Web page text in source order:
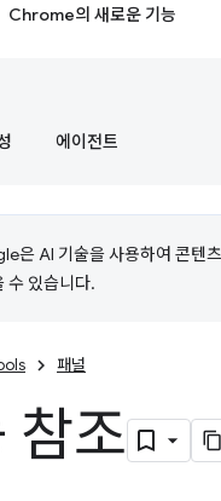
Chrome의 새로운 기능
에이전트
은 AI 기술을 사용하여 콘텐
수 있습니다.
패널
참조